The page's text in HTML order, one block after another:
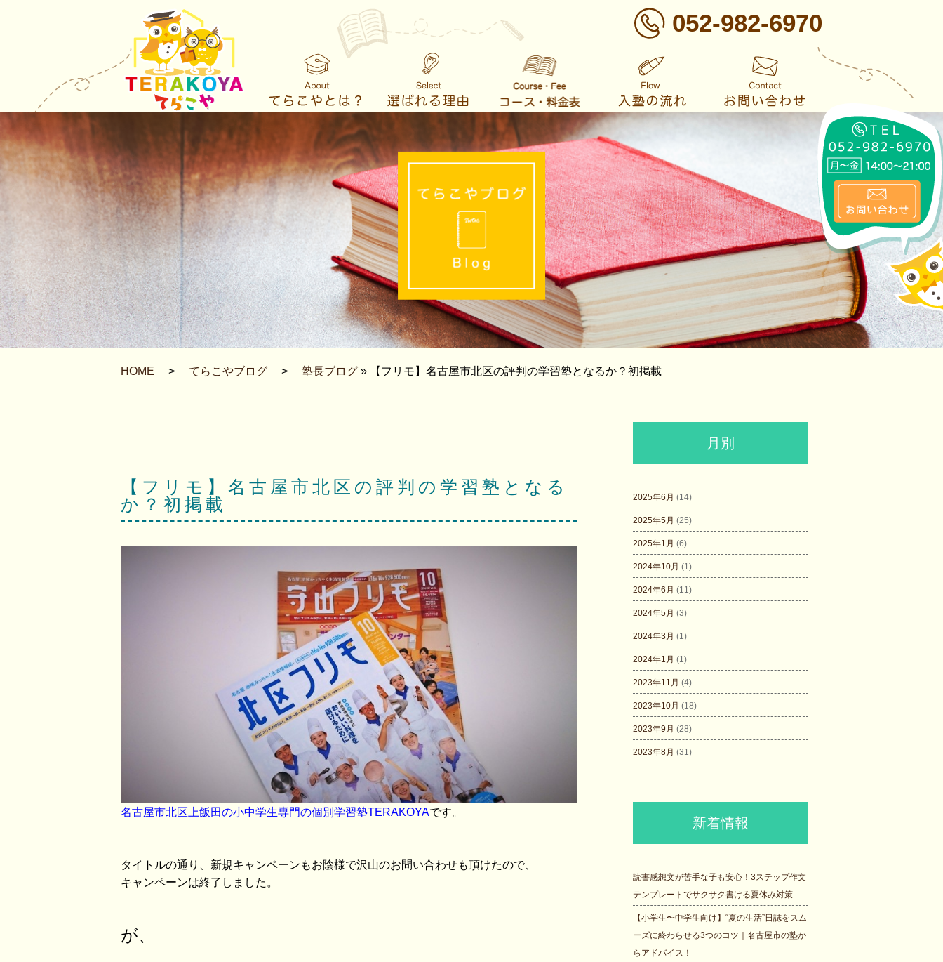
052-982-6970
HOME > てらこやブログ > 塾長ブログ » 【フリモ】名古屋市北区の評判の学習塾となるか？初掲載
【フリモ】名古屋市北区の評判の学習塾となる
か？初掲載
名古屋市北区上飯田の小中学生専門の個別学習塾TERAKOYAです。
タイトルの通り、新規キャンペーンもお陰様で沢山のお問い合わせも頂けたので、
キャンペーンは終了しました。
が、
月別
2025年6月 (14)
2025年5月 (25)
2025年1月 (6)
2024年10月 (1)
2024年6月 (11)
2024年5月 (3)
2024年3月 (1)
2024年1月 (1)
2023年11月 (4)
2023年10月 (18)
2023年9月 (28)
2023年8月 (31)
新着情報
読書感想文が苦手な子も安心！3ステップ作文
テンプレートでサクサク書ける夏休み対策
【小学生〜中学生向け】“夏の生活”日誌をスム
ーズに終わらせる3つのコツ｜名古屋市の塾か
らアドバイス！